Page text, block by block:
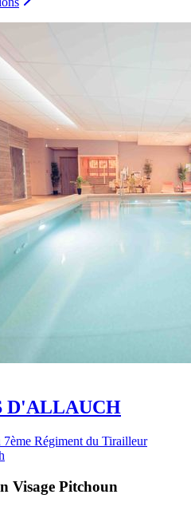
D'ALLAUCH
7ème Régiment du Tirailleur
Visage Pitchoun